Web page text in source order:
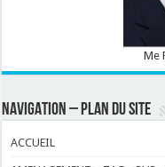
Me
NAVIGATION – PLAN DU SITE
ACCUEIL